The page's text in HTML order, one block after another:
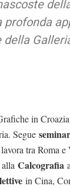
in
Segue
tra Roma
Calcografia
in Cina,